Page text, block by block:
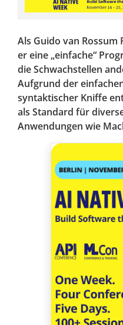
Als Guido van
er eine „einfache“
die Schwachstellen
Aufgrund der
syntaktischer Kniffe
als Standard für
Anwendungen wie